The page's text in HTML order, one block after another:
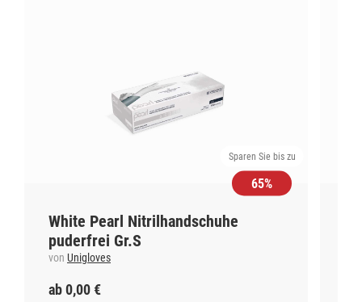
Sparen Sie bis zu
65%
White Pearl Nitrilhandschuhe
puderfrei Gr.S
von Unigloves
ab 0,00 €